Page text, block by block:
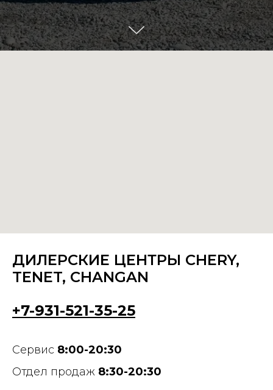
ДИЛЕРСКИЕ ЦЕНТРЫ CHERY,
TENET, CHANGAN
+7-931-521-35-25
Сервис 8:00-20:30
Отдел продаж 8:30-20:30